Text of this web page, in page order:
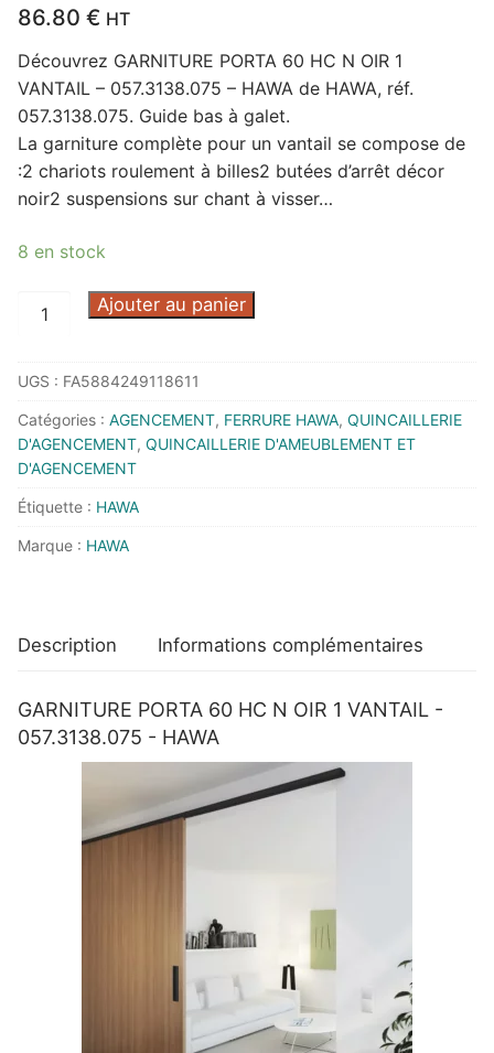
86.80 € HT
Découvrez GARNITURE PORTA 60 HC N OIR 1
VANTAIL – 057.3138.075 – HAWA de HAWA, réf.
057.3138.075. Guide bas à galet.
La garniture complète pour un vantail se compose de
:2 chariots roulement à billes2 butées d’arrêt décor
noir2 suspensions sur chant à visser…
8 en stock
quantité
PORTA
60
HC
N
OIR
VANTAIL
-
Ajouter au panier
UGS : FA5884249118611
Catégories : AGENCEMENT, FERRURE HAWA, QUINCAILLERIE
D'AGENCEMENT, QUINCAILLERIE D'AMEUBLEMENT ET
D'AGENCEMENT
Étiquette : HAWA
Marque : HAWA
Description Informations complémentaires
GARNITURE PORTA 60 HC N OIR 1 VANTAIL -
057.3138.075 - HAWA